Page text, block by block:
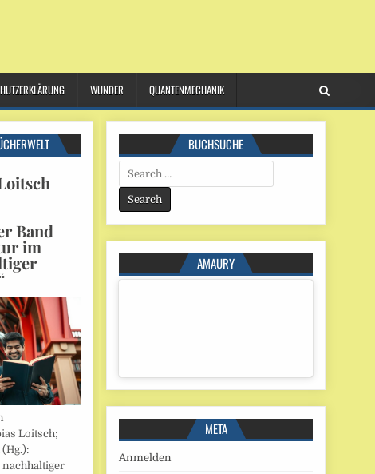
WUNDER QUANTENMECHANIK
Band
im
Loitsch;
BUCHSUCHE
Search
for:
AMAURY
META
Anmelden